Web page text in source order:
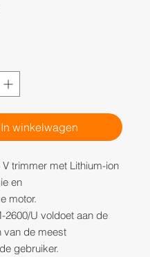
In winkelwagen
V trimmer met Lithium-ion
en
motor.
2600/U voldoet aan de
van de meest
gebruiker.